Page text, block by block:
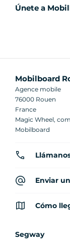
Únete a
Mobilboard
Agence mobile
76000 Rouen
France
Magic Wheel,
Mobilboard
Enviar
Cómo
Segway